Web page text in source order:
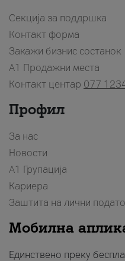
Секција за поддршка
Контакт форма
Закажи бизнис состанок
A1 Продажни места
Контакт центар 077
Профил
За нас
Новости
А1 Групација
Кариера
Заштита на лични
Мобилна
Единствено преку